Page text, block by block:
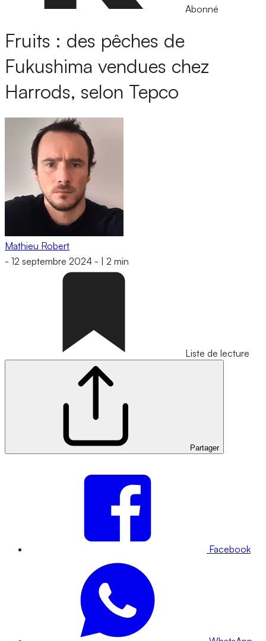
Abonné
Fruits : des pêches de
Fukushima vendues chez
Harrods, selon Tepco
Mathieu Robert
- 12 septembre 2024 - 2 min
Liste de lecture
Partager
Facebook